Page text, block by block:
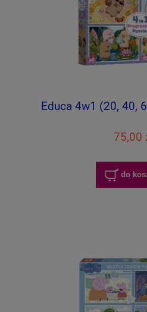
Educa 4w1 (20, 40,
75,00
do